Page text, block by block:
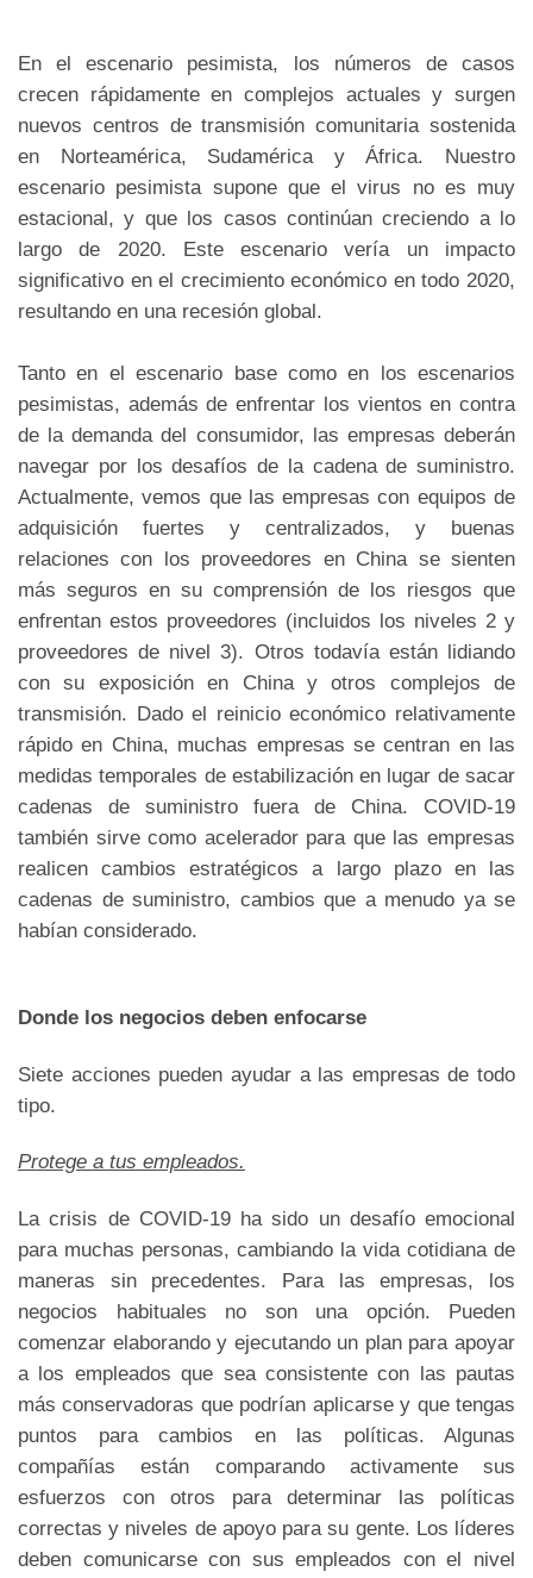
En el escenario pesimista, los números de casos
crecen rápidamente en complejos actuales y surgen
nuevos centros de transmisión comunitaria sostenida
en Norteamérica, Sudamérica y África. Nuestro
escenario pesimista supone que el virus no es muy
estacional, y que los casos continúan creciendo a lo
largo de 2020. Este escenario vería un impacto
significativo en el crecimiento económico en todo 2020,
resultando en una recesión global.
Tanto en el escenario base como en los escenarios
pesimistas, además de enfrentar los vientos en contra
de la demanda del consumidor, las empresas deberán
navegar por los desafíos de la cadena de suministro.
Actualmente, vemos que las empresas con equipos de
adquisición fuertes y centralizados, y buenas
relaciones con los proveedores en China se sienten
más seguros en su comprensión de los riesgos que
enfrentan estos proveedores (incluidos los niveles 2 y
proveedores de nivel 3). Otros todavía están lidiando
con su exposición en China y otros complejos de
transmisión. Dado el reinicio económico relativamente
rápido en China, muchas empresas se centran en las
medidas temporales de estabilización en lugar de sacar
cadenas de suministro fuera de China. COVID-19
también sirve como acelerador para que las empresas
realicen cambios estratégicos a largo plazo en las
cadenas de suministro, cambios que a menudo ya se
habían considerado.
Donde los negocios deben enfocarse
Siete acciones pueden ayudar a las empresas de todo
tipo.
Protege a tus empleados.
La crisis de COVID-19 ha sido un desafío emocional
para muchas personas, cambiando la vida cotidiana de
maneras sin precedentes. Para las empresas, los
negocios habituales no son una opción. Pueden
comenzar elaborando y ejecutando un plan para apoyar
a los empleados que sea consistente con las pautas
más conservadoras que podrían aplicarse y que tengas
puntos para cambios en las políticas. Algunas
compañías están comparando activamente sus
esfuerzos con otros para determinar las políticas
correctas y niveles de apoyo para su gente. Los líderes
deben comunicarse con sus empleados con el nivel